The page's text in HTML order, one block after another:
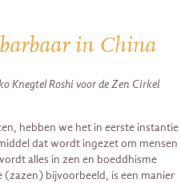
in China
Knegtel Roshi voor de Zen Cirkel
hebben we het in eerste instantie
dat wordt ingezet om mensen
alles in zen en boeddhisme
bijvoorbeeld, is een manier